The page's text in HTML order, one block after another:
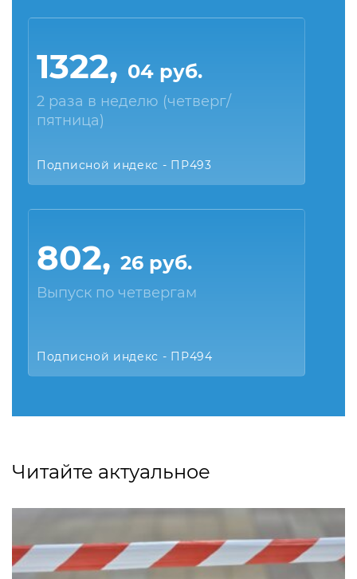
1322, 04 руб.
2 раза в неделю (четверг/
пятница)
Подписной индекс - ПР493
802, 26 руб.
Выпуск по четвергам
Подписной индекс - ПР494
Читайте актуальное